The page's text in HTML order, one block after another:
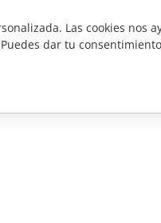
Las cookies nos
dar tu